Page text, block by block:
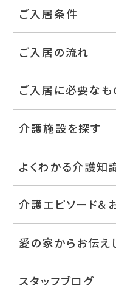
ご入居条件
ご入居の流れ
ご入居に必要なも
介護施設を探す
よくわかる介護知
介護エピソード＆
愛の家からお伝え
スタッフブログ